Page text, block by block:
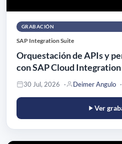
GRABACIÓN
SAP Integration Suite
Orquestación de APIs y
con SAP Cloud Integration
30 Jul, 2026 Deimer Angulo
Ver